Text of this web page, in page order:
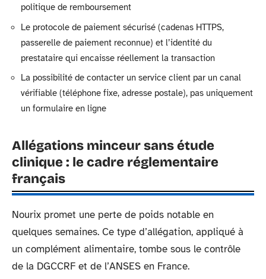
politique de remboursement
Le protocole de paiement sécurisé (cadenas HTTPS,
passerelle de paiement reconnue) et l’identité du
prestataire qui encaisse réellement la transaction
La possibilité de contacter un service client par un canal
vérifiable (téléphone fixe, adresse postale), pas uniquement
un formulaire en ligne
Allégations minceur sans étude
clinique : le cadre réglementaire
français
Nourix promet une perte de poids notable en
quelques semaines. Ce type d’allégation, appliqué à
un complément alimentaire, tombe sous le contrôle
de la DGCCRF et de l’ANSES en France.